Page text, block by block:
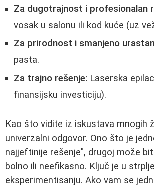
Za dugotrajnost i profesionalan
vosak u salonu ili kod kuće (uz
Za prirodnost i smanjeno
pasta.
Za trajno rešenje: Laserska
finansijsku investiciju).
Kao što vidite iz iskustava mnogih
univerzalni odgovor. Ono što je
najjeftinije rešenje", drugoj može
bolno ili neefikasno. Ključ je u
eksperimentisanju. Ako vam se